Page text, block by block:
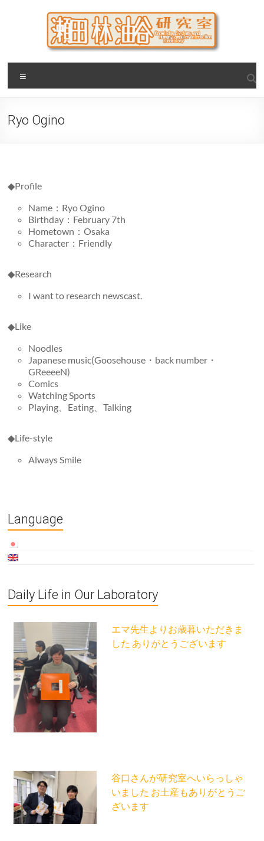
瀬田・林・油谷研究室
大阪公立大学 大学院 情報学研究科 学際情報学専攻 / 大阪府
立大学 理学部 情報数理科学科(大学院 理学系研究科 情報数理
Ryo Ogino
◆Profile
Name：Ryo Ogino
Birthday：February 7th
Hometown：Osaka
Character：Friendly
◆Research
I want to research newscast.
◆Like
Noodles
Japanese music(Goosehouse・back number・
GReeeeN)
Comics
Watching Sports
Playing、Eating、Talking
◆Life-style
Always Smile
Language
Daily Life in Our Laboratory
エマ先生よりお歳暮いただきま
した ありがとうございます
谷口さんが研究室へいらっしゃ
いました お土産もありがとうご
ざいます